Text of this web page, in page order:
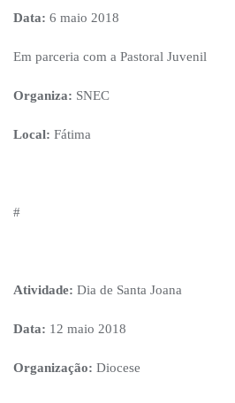
Data: 6 maio 2018
Em parceria com a Pastoral Juvenil
Organiza: SNEC
Local: Fátima
#
Atividade: Dia de Santa Joana
Data: 12 maio 2018
Organização: Diocese